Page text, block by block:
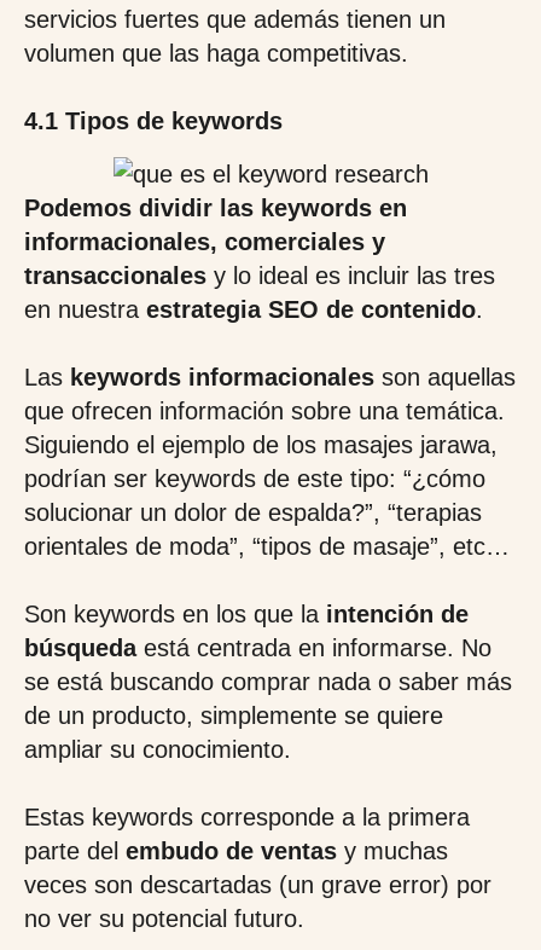
servicios fuertes que además tienen un
volumen que las haga competitivas.
4.1 Tipos de keywords
Podemos dividir las keywords en
informacionales, comerciales y
transaccionales y lo ideal es incluir las tres
en nuestra estrategia SEO de contenido.
Las keywords informacionales son aquellas
que ofrecen información sobre una temática.
Siguiendo el ejemplo de los masajes jarawa,
podrían ser keywords de este tipo: “¿cómo
solucionar un dolor de espalda?”, “terapias
orientales de moda”, “tipos de masaje”, etc…
Son keywords en los que la intención de
búsquedaestá centrada en informarse. No
se está buscando comprar nada o saber más
de un producto, simplemente se quiere
ampliar su conocimiento.
Estas keywords corresponde a la primera
parte del embudo de ventas y muchas
veces son descartadas (un grave error) por
no ver su potencial futuro.